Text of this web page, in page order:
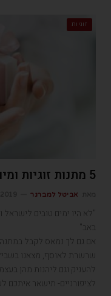
זוגיות
5 מתנות זוגיות ומיוחדות לט"ו באב
אביטל למברגר
"לא היו ימים טובים
באב"
אם גם לך נמאס לקבל
להעניק וגם ליהנות מהן
לציפורניים- תישאר איתכם